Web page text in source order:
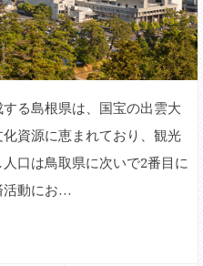
る島根県は、国宝の出雲大
資源に恵まれており、観光
口は鳥取県に次いで2番目に
活動にお…